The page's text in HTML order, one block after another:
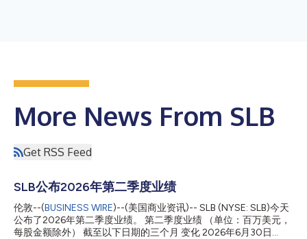
More News From SLB
Get RSS Feed
SLB公布2026年第二季度业绩
伦敦--(BUSINESS WIRE)--(美国商业资讯)-- SLB (NYSE: SLB)今天
公布了2026年第二季度业绩。 第二季度业绩 （单位：百万美元，
每股金额除外） 截至以下日期的三个月 变化 2026年6月30日